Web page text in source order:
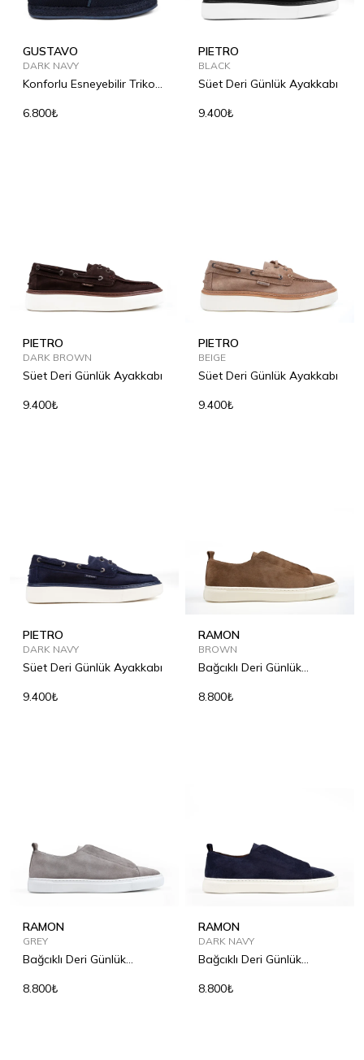
GUSTAVO
DARK NAVY
Konforlu Esneyebilir Triko
6.800₺
PIETRO
BLACK
Süet Deri Günlük Ayakkabı
9.400₺
PIETRO
DARK BROWN
Süet Deri Günlük Ayakkabı
9.400₺
PIETRO
BEIGE
Süet Deri Günlük Ayakkabı
9.400₺
PIETRO
DARK NAVY
Süet Deri Günlük Ayakkabı
9.400₺
RAMON
BROWN
Bağcıklı Deri Günlük
8.800₺
RAMON
GREY
Bağcıklı Deri Günlük
8.800₺
RAMON
DARK NAVY
Bağcıklı Deri Günlük
8.800₺